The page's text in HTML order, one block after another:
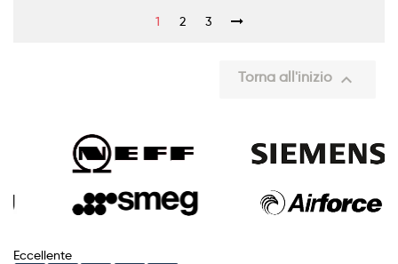
1 2 3
Torna all'inizio 
Eccellente